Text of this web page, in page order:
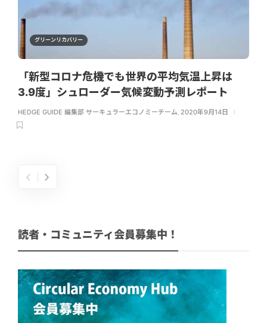
グリーンリカバリー
「新型コロナ危機でも世界の平均気温上昇は
3.9度」シュローダー気候変動予測レポート
HEDGE GUIDE 編集部 サーキュラーエコノミーチーム, 2020年9月14日
読者・コミュニティ会員募集中！